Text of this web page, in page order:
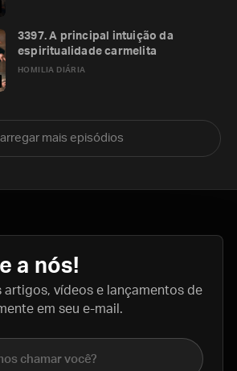
HOMILIA DIÁRIA
3397. A principal intuição da
espiritualidade carmelita
mais episódios
a nós!
artigos, vídeos e lançamentos de
em seu e-mail.